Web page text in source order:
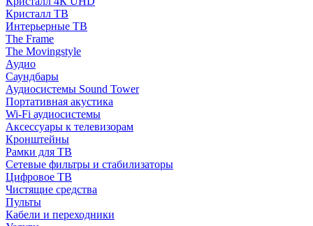
Кристалл ТВ
Интерьерные ТВ
The Frame
The Movingstyle
Аудио
Саундбары
Аудиосистемы Sound Tower
Портативная акустика
Wi-Fi аудиосистемы
Аксессуары к телевизорам
Кронштейны
Рамки для ТВ
Сетевые фильтры и стабилизаторы
Цифровое ТВ
Чистящие средства
Пульты
Кабели и переходники